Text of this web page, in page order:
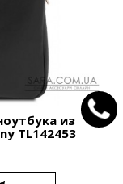
из
TL142453